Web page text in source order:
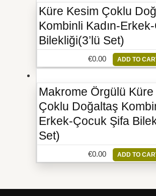
Küre Kesim Çoklu
Kombinli Kadın-
Bilekliği(3’lü Set)
€0.00 ADD TO
Makrome Örgülü Küre
Çoklu Doğaltaş
Erkek-Çocuk Şifa
Set)
€0.00 ADD TO